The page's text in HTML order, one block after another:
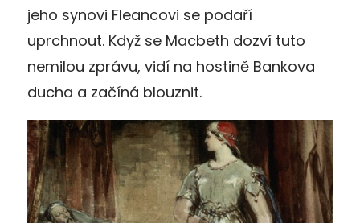
jeho synovi Fleancovi se podaří
uprchnout. Když se Macbeth dozví tuto
nemilou zprávu, vidí na hostině Bankova
ducha a začíná blouznit.